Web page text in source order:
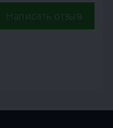
Написать отзыв